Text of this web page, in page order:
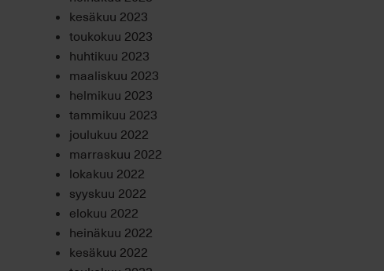
kesäkuu 2023
toukokuu 2023
huhtikuu 2023
maaliskuu 2023
helmikuu 2023
tammikuu 2023
joulukuu 2022
marraskuu 2022
lokakuu 2022
syyskuu 2022
elokuu 2022
heinäkuu 2022
kesäkuu 2022